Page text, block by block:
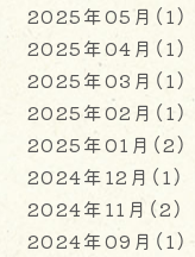
2025年05月（1）
2025年04月（1）
2025年03月（1）
2025年02月（1）
2025年01月（2）
2024年12月（1）
2024年11月（2）
2024年09月（1）